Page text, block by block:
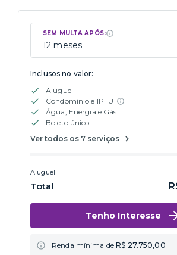
SEM MULTA APÓS:
12 meses
Inclusos no valor:
Aluguel
Condomínio e IPTU
Água, Energia e Gás
Boleto único
Ver todos os 7 serviços
Aluguel
Total
Tenho Interesse
Renda mínima deR$ 27.750,00